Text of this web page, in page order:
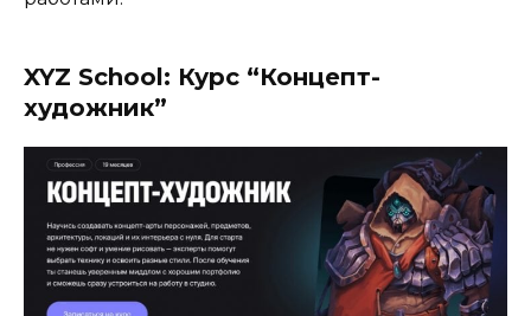
XYZ School: Курс “Концепт-
художник”